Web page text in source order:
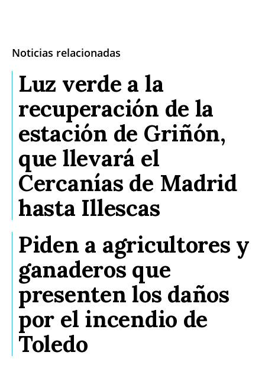
Noticias relacionadas
Luz verde a la
recuperación de la
estación de Griñón,
que llevará el
Cercanías de Madrid
hasta Illescas
Piden a agricultores y
ganaderos que
presenten los daños
por el incendio de
Toledo